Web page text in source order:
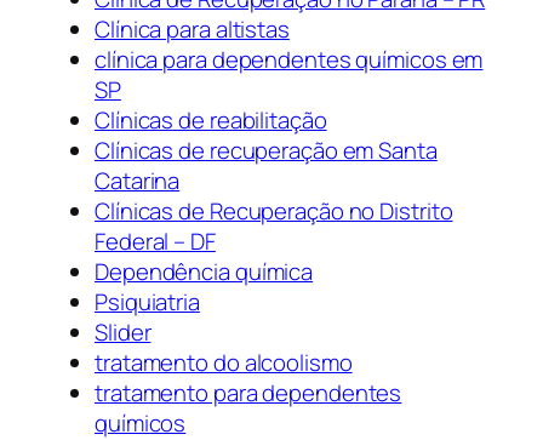
Clínica para altistas
clínica para dependentes químicos em
SP
Clínicas de reabilitação
Clínicas de recuperação em Santa
Catarina
Clínicas de Recuperação no Distrito
Federal – DF
Dependência química
Psiquiatria
Slider
tratamento do alcoolismo
tratamento para dependentes
químicos